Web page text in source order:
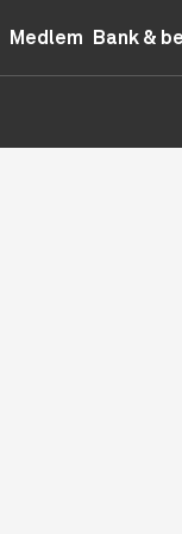
Medlem Bank &